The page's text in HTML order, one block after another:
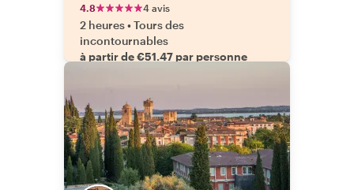
4.8 4 avis
2 heures•Tours des
incontournables
à partir de €51.47 par personne